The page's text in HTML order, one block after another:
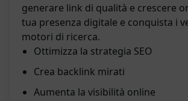
generare link di qualità e crescere
tua presenza digitale e conquista i
motori di ricerca.
Ottimizza la strategia SEO
Crea backlink mirati
Aumenta la visibilità online